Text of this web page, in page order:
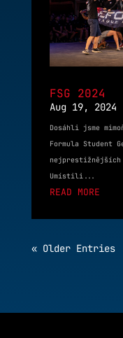
FSG 2024
Aug 19, 2024
Dosáhli jsme
Formula Student
nejprestižnějších
Umístili...
READ MORE
« Older Entries